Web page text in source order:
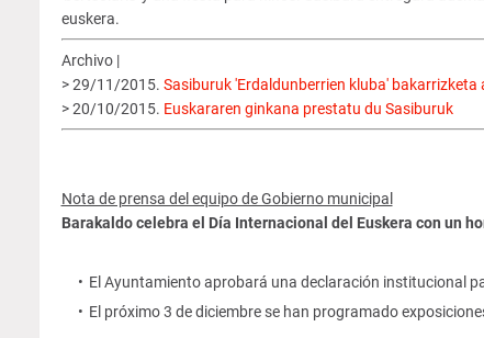
euskera.
Archivo |
> 29/11/2015. Sasiburuk 'Erdaldunberrien kluba'
> 20/10/2015. Euskararen ginkana prestatu du Sasiburuk
Nota de prensa del equipo de Gobierno municipal
Barakaldo celebra el Día Internacional del Euskera con un
El Ayuntamiento aprobará una declaración institucional
El próximo 3 de diciembre se han programado